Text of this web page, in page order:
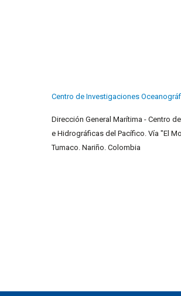
Centro de Investigaciones
Dirección General Marítima - Centro
e Hidrográficas del Pacífico. Vía "El
Tumaco. Nariño. Colombia